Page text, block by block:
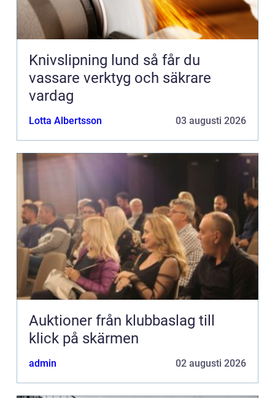
Knivslipning lund så får du
vassare verktyg och säkrare
vardag
Lotta Albertsson 03 augusti 2026
Auktioner från klubbaslag till
klick på skärmen
admin 02 augusti 2026